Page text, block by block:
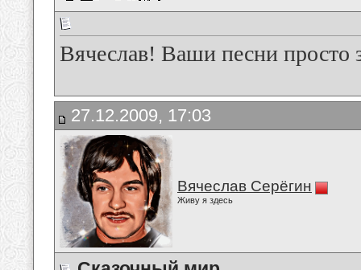
Вячеслав! Ваши песни просто
27.12.2009, 17:03
Вячеслав Серёгин
Живу я здесь